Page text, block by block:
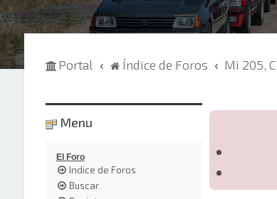
Portal Índice de Foros Mi 205,
Menu
El Foro
Indice de Foros
Buscar